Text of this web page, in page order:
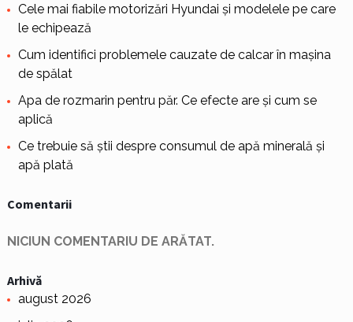
Cele mai fiabile motorizări Hyundai și modelele pe care
le echipează
Cum identifici problemele cauzate de calcar în mașina
de spălat
Apa de rozmarin pentru păr. Ce efecte are și cum se
aplică
Ce trebuie să știi despre consumul de apă minerală și
apă plată
Comentarii
NICIUN COMENTARIU DE ARĂTAT.
Arhivă
august 2026